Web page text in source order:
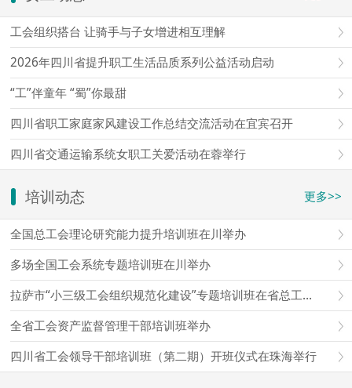
工会组织搭台 让骑手与子女增进相互理解
2026年四川省提升职工生活品质系列公益活动启动
“工”伴童年 “蜀”你最甜
四川省职工家庭家风建设工作总结交流活动在宜宾召开
四川省交通运输系统女职工关爱活动在蓉举行
培训动态 更多>>
全国总工会理论研究能力提升培训班在川举办
多场全国工会系统专题培训班在川举办
拉萨市“小三级工会组织规范化建设”专题培训班在省总工会成都工人疗养院举办
全省工会资产监督管理干部培训班举办
四川省工会领导干部培训班（第二期）开班仪式在珠海举行